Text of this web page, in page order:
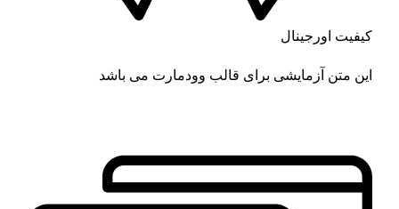
کیفیت اورجینال
این متن آزمایشی برای قالب وودمارت می باشد